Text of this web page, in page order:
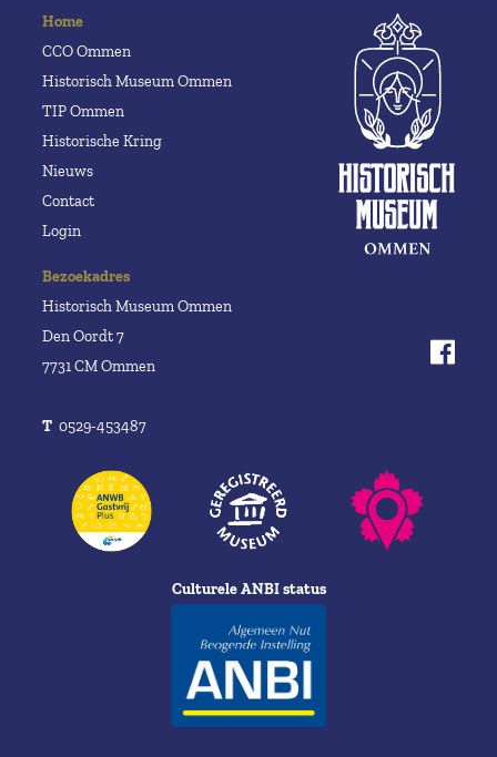
Bezoekadres
Historisch Museum Ommen
Den Oordt 7
7731 CM Ommen
T 0529-453487
Home
CCO Ommen
Historisch Museum Ommen
TIP Ommen
Historische Kring
Nieuws
Contact
Login
Culturele ANBI status